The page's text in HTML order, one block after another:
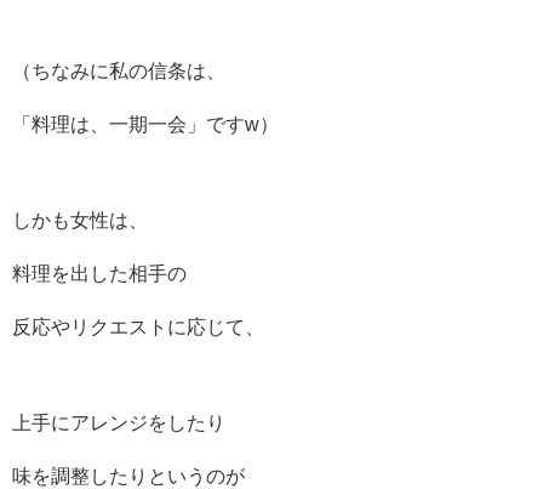
（ちなみに私の信条は、
「料理は、一期一会」ですw）
しかも女性は、
料理を出した相手の
反応やリクエストに応じて、
上手にアレンジをしたり
味を調整したりというのが